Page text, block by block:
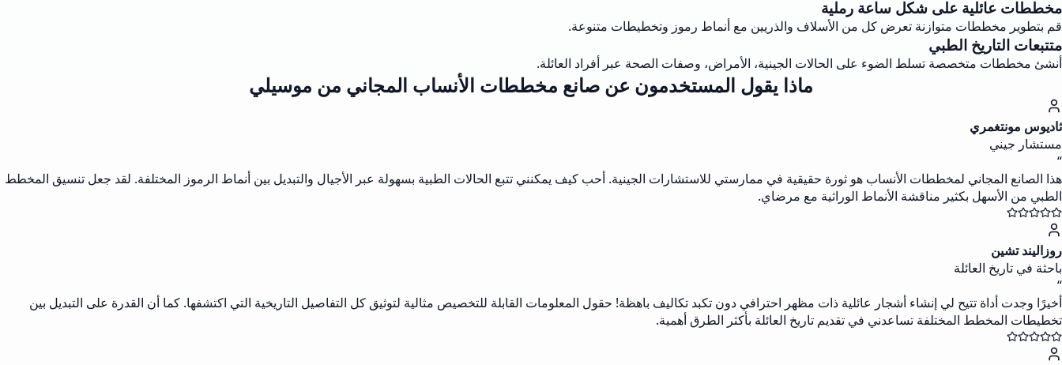
مخططات عائلية على شكل ساعة رملية
قم بتطوير مخططات متوازنة تعرض كل من الأسلاف والذريين مع أنماط رموز وتخطيطات متنوعة.
متتبعات التاريخ الطبي
أنشئ مخططات متخصصة تسلط الضوء على الحالات الجينية، الأمراض، وصفات الصحة عبر أفراد العائلة.
ماذا يقول المستخدمون عن صانع مخططات الأنساب المجاني من موسيلي
ثاديوس مونتغمري
مستشار جيني
“
هذا الصانع المجاني لمخططات الأنساب هو ثورة حقيقية في ممارستي للاستشارات الجينية. أحب كيف يمكنني تتبع الحالات الطبية بسهولة عبر الأجيال والتبديل بين أنماط الرموز المختلفة. لقد جعل تنسيق المخطط
الطبي من الأسهل بكثير مناقشة الأنماط الوراثية مع مرضاي.
روزاليند تشين
باحثة في تاريخ العائلة
“
أخيرًا وجدت أداة تتيح لي إنشاء أشجار عائلية ذات مظهر احترافي دون تكبد تكاليف باهظة! حقول المعلومات القابلة للتخصيص مثالية لتوثيق كل التفاصيل التاريخية التي اكتشفها. كما أن القدرة على التبديل بين
تخطيطات المخطط المختلفة تساعدني في تقديم تاريخ العائلة بأكثر الطرق أهمية.